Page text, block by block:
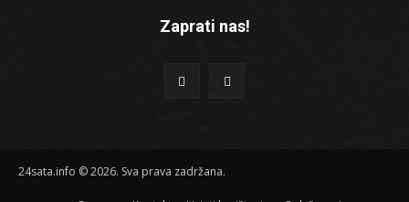
Zaprati nas!
24sata.info © 2026. Sva prava zadržana.